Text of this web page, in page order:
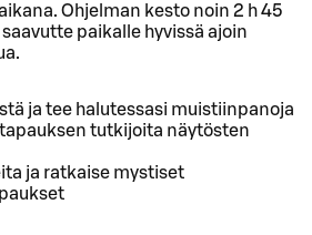
Ohjelman kesto noin 2 h 45
paikalle hyvissä ajoin
ja tee halutessasi muistiinpanoja
tutkijoita näytösten
ja ratkaise mystiset